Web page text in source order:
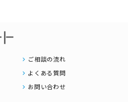
ご相談の流れ
よくある質問
お問い合わせ